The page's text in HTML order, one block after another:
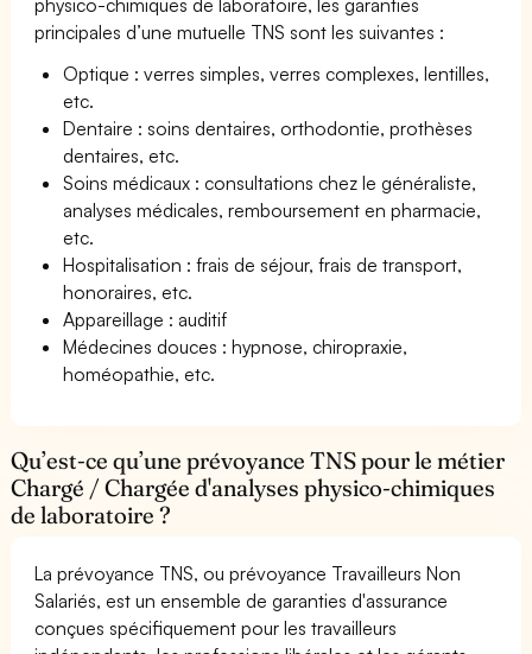
principales d’une mutuelle TNS sont les suivantes :
Optique : verres simples, verres complexes, lentilles,
etc.
Dentaire : soins dentaires, orthodontie, prothèses
dentaires, etc.
Soins médicaux : consultations chez le généraliste,
analyses médicales, remboursement en pharmacie,
etc.
Hospitalisation : frais de séjour, frais de transport,
honoraires, etc.
Appareillage : auditif
Médecines douces : hypnose, chiropraxie,
homéopathie, etc.
Qu’est-ce qu’une prévoyance TNS pour le métier
Chargé / Chargée d'analyses physico-chimiques
de laboratoire ?
La prévoyance TNS, ou prévoyance Travailleurs Non
Salariés, est un ensemble de garanties d'assurance
conçues spécifiquement pour les travailleurs